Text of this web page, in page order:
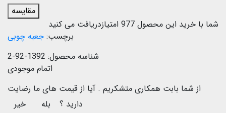
مقایسه
شما با خرید این محصول 977 امتیازدریافت می کنید
برچسب: جعبه چوبی
شناسه محصول: 1392-92-2
اتمام موجودی
از شما بابت همکاری متشکریم . آیا از قیمت های ما رضایت
دارید ؟
بله
خیر